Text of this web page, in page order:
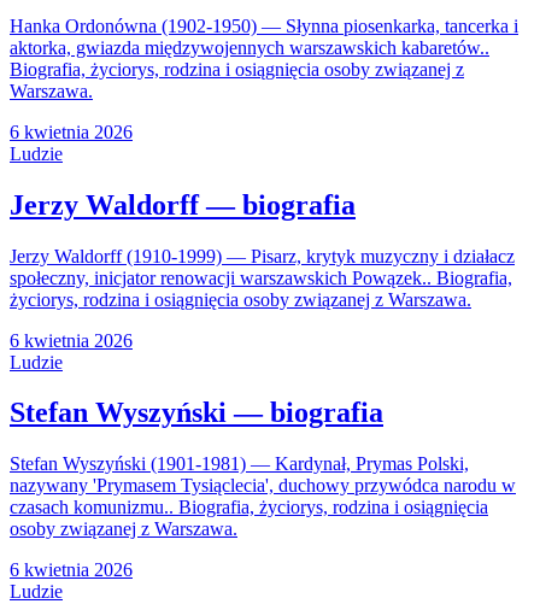
Hanka Ordonówna (1902-1950) — Słynna piosenkarka, tancerka i
aktorka, gwiazda międzywojennych warszawskich kabaretów..
Biografia, życiorys, rodzina i osiągnięcia osoby związanej z
Warszawa.
6 kwietnia 2026
Ludzie
Jerzy Waldorff — biografia
Jerzy Waldorff (1910-1999) — Pisarz, krytyk muzyczny i działacz
społeczny, inicjator renowacji warszawskich Powązek.. Biografia,
życiorys, rodzina i osiągnięcia osoby związanej z Warszawa.
6 kwietnia 2026
Ludzie
Stefan Wyszyński — biografia
Stefan Wyszyński (1901-1981) — Kardynał, Prymas Polski,
nazywany 'Prymasem Tysiąclecia', duchowy przywódca narodu w
czasach komunizmu.. Biografia, życiorys, rodzina i osiągnięcia
osoby związanej z Warszawa.
6 kwietnia 2026
Ludzie